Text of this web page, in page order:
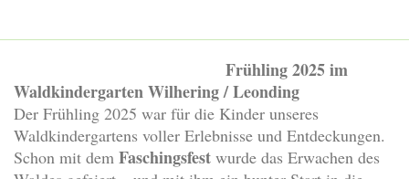
Frühling 2025 im
Waldkindergarten Wilhering / Leonding
Der Frühling 2025 war für die Kinder unseres
Waldkindergartens voller Erlebnisse und Entdeckungen.
Schon mit dem Faschingsfest wurde das Erwachen des